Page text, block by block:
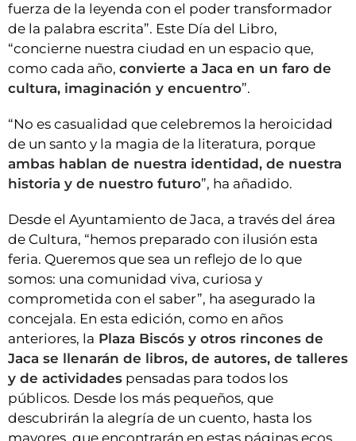
fuerza de la leyenda con el poder transformador
de la palabra escrita”. Este Día del Libro,
“concierne nuestra ciudad en un espacio que,
como cada año, convierte a Jaca en un faro de
cultura, imaginación y encuentro”.
“No es casualidad que celebremos la heroicidad
de un santo y la magia de la literatura, porque
ambas hablan de nuestra identidad, de nuestra
historia y de nuestro futuro”, ha añadido.
Desde el Ayuntamiento de Jaca, a través del área
de Cultura, “hemos preparado con ilusión esta
feria. Queremos que sea un reflejo de lo que
somos: una comunidad viva, curiosa y
comprometida con el saber”, ha asegurado la
concejala. En esta edición, como en años
anteriores, la Plaza Biscós y otros rincones de
Jaca se llenarán de libros, de autores, de talleres
y de actividades pensadas para todos los
públicos. Desde los más pequeños, que
descubrirán la alegría de un cuento, hasta los